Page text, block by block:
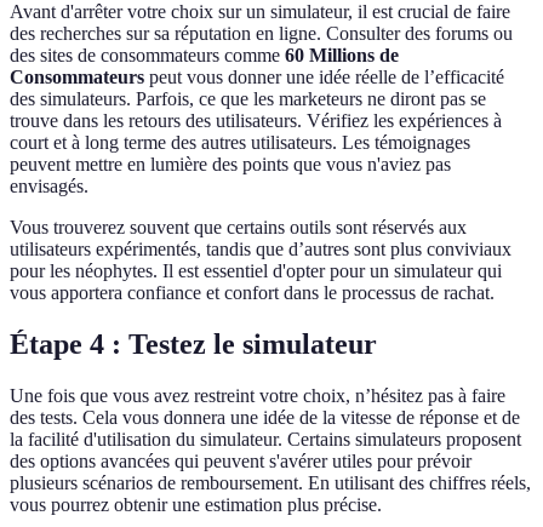
Avant d'arrêter votre choix sur un simulateur, il est crucial de faire
des recherches sur sa réputation en ligne. Consulter des forums ou
des sites de consommateurs comme 60 Millions de
Consommateurs peut vous donner une idée réelle de l’efficacité
des simulateurs. Parfois, ce que les marketeurs ne diront pas se
trouve dans les retours des utilisateurs. Vérifiez les expériences à
court et à long terme des autres utilisateurs. Les témoignages
peuvent mettre en lumière des points que vous n'aviez pas
envisagés.
Vous trouverez souvent que certains outils sont réservés aux
utilisateurs expérimentés, tandis que d’autres sont plus conviviaux
pour les néophytes. Il est essentiel d'opter pour un simulateur qui
vous apportera confiance et confort dans le processus de rachat.
Étape 4 : Testez le simulateur
Une fois que vous avez restreint votre choix, n’hésitez pas à faire
des tests. Cela vous donnera une idée de la vitesse de réponse et de
la facilité d'utilisation du simulateur. Certains simulateurs proposent
des options avancées qui peuvent s'avérer utiles pour prévoir
plusieurs scénarios de remboursement. En utilisant des chiffres réels,
vous pourrez obtenir une estimation plus précise.